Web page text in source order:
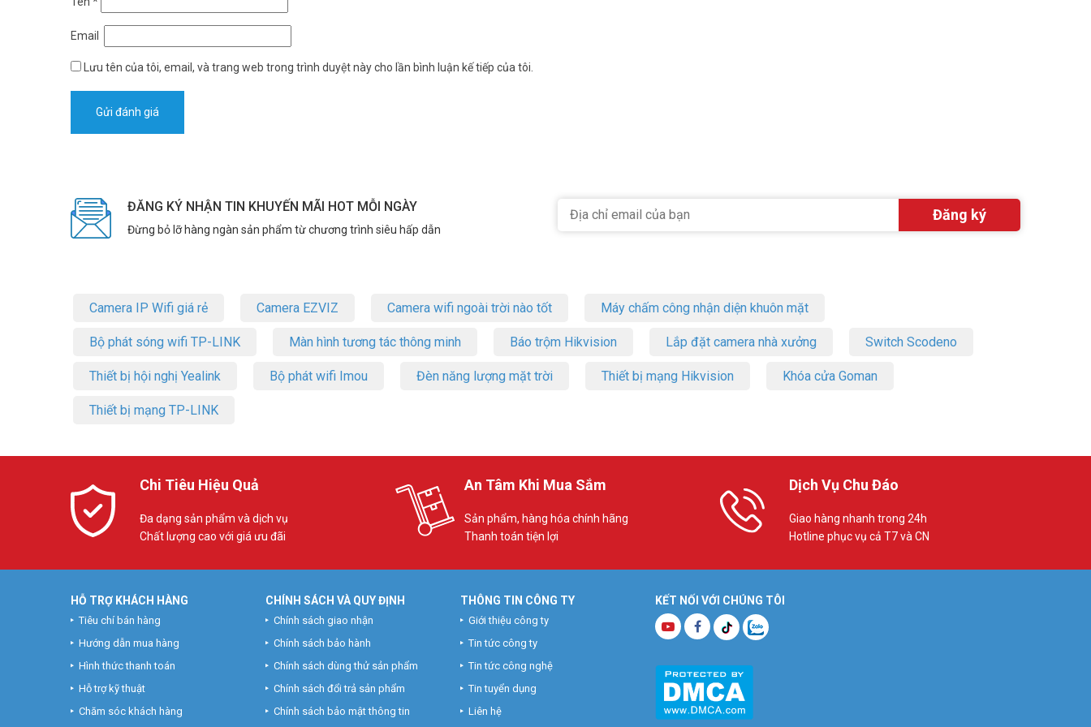
S380-S8T2T là gateway HUAWEI eKit hiệu năng cao, phù hợp văn phòng và doanh nghiệp cần mạng mở rộng. Chuyển mạch 16Gbps, 64 AP
và 300 user là thông số thực tế cho môi trường nhiều người dùng. Ghé ngay Vũ Hoàng Telecom để được tư vấn miễn phí, hàng chính hãng
HUAWEI, bảo hành đầy đủ. Tham khảo thêm thông tin tại
Email
Lưu tên của tôi, email, và trang web trong trình duyệt này cho lần bình luận kế tiếp của tôi.
ĐĂNG KÝ NHẬN TIN KHUYẾN MÃI HOT MỖI NGÀY
Đừng bỏ lỡ hàng ngàn sản phẩm từ chương trình siêu hấp dẫn
Camera IP Wifi giá rẻ Camera EZVIZ Camera wifi ngoài trời nào tốt Máy chấm công nhận diện khuôn mặt
Bộ phát sóng wifi TP-LINK Màn hình tương tác thông minh Báo trộm Hikvision Lắp đặt camera nhà xưởng Switch Scodeno
Thiết bị hội nghị Yealink Bộ phát wifi Imou Đèn năng lượng mặt trời Thiết bị mạng Hikvision Khóa cửa Goman
Thiết bị mạng TP-LINK
Chi Tiêu Hiệu Quả
Đa dạng sản phẩm và dịch vụ
Chất lượng cao với giá ưu đãi
An Tâm Khi Mua Sắm
Sản phẩm, hàng hóa chính hãng
Thanh toán tiện lợi
Dịch Vụ Chu Đáo
Giao hàng nhanh trong 24h
Hotline phục vụ cả T7 và CN
KẾT NỐI VỚI CHÚNG TÔI
HỖ TRỢ KHÁCH HÀNG
Tiêu chí bán hàng
Hướng dẫn mua hàng
Hình thức thanh toán
Hỗ trợ kỹ thuật
Chăm sóc khách hàng
CHÍNH SÁCH VÀ QUY ĐỊNH
Chính sách giao nhận
Chính sách bảo hành
Chính sách dùng thử sản phẩm
Chính sách đổi trả sản phẩm
Chính sách bảo mật thông tin
THÔNG TIN CÔNG TY
Giới thiệu công ty
Tin tức công ty
Tin tức công nghệ
Tin tuyển dụng
Liên hệ